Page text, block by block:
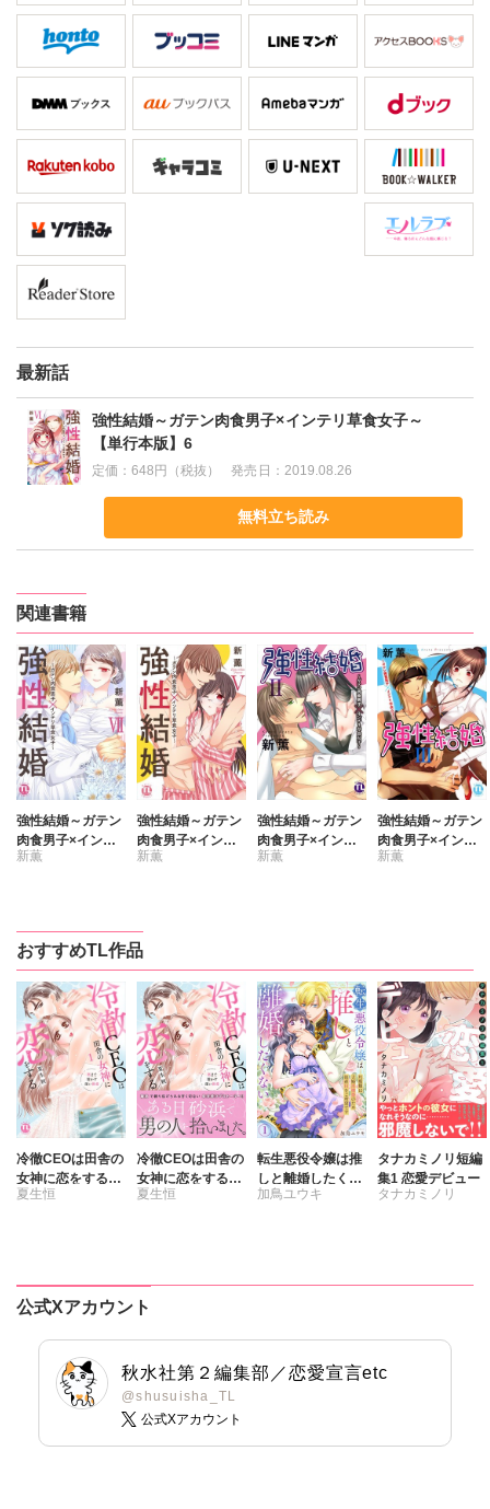
最新話
強性結婚～ガテン肉食男子×インテリ草食女子～
【単行本版】6
定価：648円（税抜） 発売日： 2019.08.26
無料立ち読み
関連書籍
強性結婚～ガテン
肉食男子×インテ
リ草食女子～【単
新薫
強性結婚～ガテン
肉食男子×インテ
リ草食女子～【単
新薫
強性結婚～ガテン
肉食男子×インテ
リ草食女子～【単
新薫
強性結婚～ガテン
肉食男子×インテ
リ草食女子～【単
新薫
おすすめTL作品
冷徹CEOは田舎の
女神に恋をする～
奥まで溶かす深い
夏生恒
冷徹CEOは田舎の
女神に恋をする
1 奥まで溶かす
夏生恒
転生悪役令嬢は推
しと離婚したくな
い 旦那様は夫婦
加鳥ユウキ
タナカミノリ短編
集1 恋愛デビュー
タナカミノリ
公式Xアカウント
秋水社第２編集部／恋愛宣言etc
@shusuisha_TL
公式Xアカウント